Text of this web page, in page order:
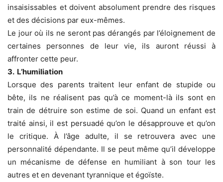
insaisissables et doivent absolument prendre des risques
et des décisions par eux-mêmes.
Le jour où ils ne seront pas dérangés par l’éloignement de
certaines personnes de leur vie, ils auront réussi à
affronter cette peur.
3. L’humiliation
Lorsque des parents traitent leur enfant de stupide ou
bête, ils ne réalisent pas qu’à ce moment-là ils sont en
train de détruire son estime de soi. Quand un enfant est
traité ainsi, il est persuadé qu’on le désapprouve et qu’on
le critique. À l’âge adulte, il se retrouvera avec une
personnalité dépendante. Il se peut même qu’il développe
un mécanisme de défense en humiliant à son tour les
autres et en devenant tyrannique et égoïste.